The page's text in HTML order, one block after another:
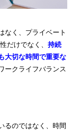
なく、プライベート
だけでなく、 持続
大切な時間で重要な
ークライフバランス
るのではなく、時間